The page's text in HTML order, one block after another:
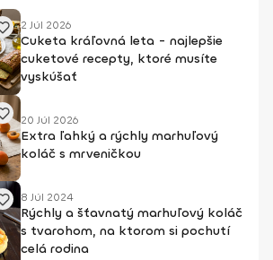
2 Júl 2026
Cuketa kráľovná leta - najlepšie
cuketové recepty, ktoré musíte
vyskúšať
20 Júl 2026
Extra ľahký a rýchly marhuľový
koláč s mrveničkou
8 Júl 2024
Rýchly a šťavnatý marhuľový koláč
s tvarohom, na ktorom si pochutí
celá rodina